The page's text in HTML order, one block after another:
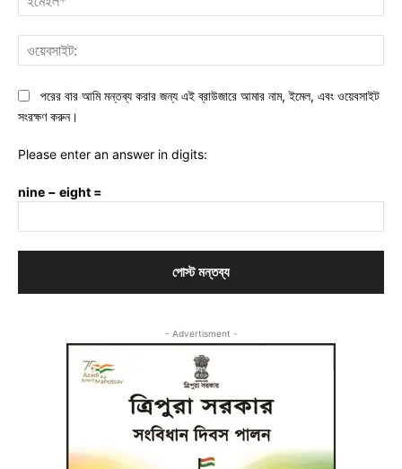
পরের বার আমি মন্তব্য করার জন্য এই ব্রাউজারে আমার নাম, ইমেল, এবং ওয়েবসাইট
সংরক্ষণ করুন।
Please enter an answer in digits:
nine − eight =
- Advertisment -